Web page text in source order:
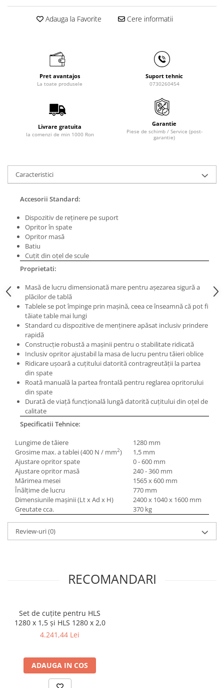
Masini de gaurit cu stand si
Masini de gaurit cu freza
Masini de frezat universale
Centre de prelucrare verticale CNC
Masini de frezat multifunctionale
Masini de frezat universale SERVO
Masini de frezat verticale
Masini de ascutit burghie
Masini de lustruit
Masini de rectificat plan
Masini de rectificat rotund
Masini de satinat
Masini de slefuit combinate
Masini de slefuit cu banda
Masini de slefuit cu disc
Masini de slefuit cu mediu umed si
uscat
Masini de slefuit cutite de gravat
Masini de tesit
Masini pentru slefuit tevi
Masini universale de ascutit
Polizoare de banc
Masini de filetat
Masini pneumatice de filetat
Masini electrice de filetat
Exhaustor pentru aschii metal
Masini de gaurit cu talpa
magnetica
Instalatii de spalare a pieselor
Accesorii prelucrare metal
Universale de strung si accesorii
pentru strunguri
Falci pentru 3 bacuri PS3/ PO3
Falci pentru 4 bacuri PS4/ PO4
Fălcile pentru 4-bacuri DK12
Mandrine independente
Mandrină cu 3 fălci din otel
Mandrină cu 4 fălci din fontă
Mandrină cu 4 fălci din otel
Standuri pentru strunguri
Instrumente de prindere
Adauga la Favorite Cere informatii
Pret avantajos
La toate produsele
Suport tehnic
0730260454
Livrare gratuita
la comenzi de min 1000 Ron
Garantie
Piese de schimb / Service (post-
garantie)
Caracteristici
Accesorii Standard:
Dispozitiv de reţinere pe suport
Opritor în spate
Opritor masă
Batiu
Cuţit din oţel de scule
Proprietati:
Masă de lucru dimensionată mare pentru aşezarea sigură a
plăcilor de tablă
Tablele se pot împinge prin maşină, ceea ce înseamnă că pot fi
tăiate table mai lungi
Standard cu dispozitive de menţinere apăsat inclusiv prindere
rapidă
Construcţie robustă a maşinii pentru o stabilitate ridicată
Inclusiv opritor ajustabil la masa de lucru pentru tăieri oblice
Ridicare uşoară a cuţitului datorită contragreutăţii la partea
din spate
Roată manuală la partea frontală pentru reglarea opritorului
din spate
Durată de viaţă funcţională lungă datorită cuţitului din oţel de
calitate
Specificatii Tehnice:
Lungime de tăiere
1280 mm
Grosime max. a tablei (400 N / mm2)
1,5 mm
Ajustare opritor spate
0 - 600 mm
Ajustare opritor masă
240 - 360 mm
Mărimea mesei
1565 x 600 mm
Înălţime de lucru
770 mm
Dimensiunile maşinii (Lt x Ad x H)
2400 x 1040 x 1600 mm
Greutate cca.
370 kg
Review-uri(0)
RECOMANDARI
Set de cuțite pentru HLS
1280 x 1,5 și HLS 1280 x 2,0
4.241,44 Lei
ADAUGA IN COS